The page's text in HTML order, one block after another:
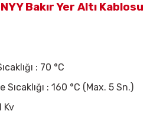
Bakır Yer Altı Kablosu
: 70 °C
Sıcaklığı : 160 °C (Max. 5 Sn.)
Kv